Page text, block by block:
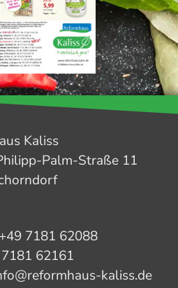
Kaliss
Palm-Straße 11
7181 62088
62161
kaliss.de